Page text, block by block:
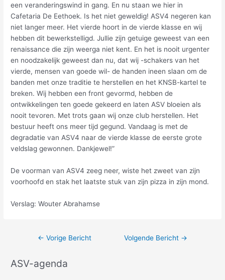
een veranderingswind in gang. En nu staan we hier in
Cafetaria De Eethoek. Is het niet geweldig! ASV4 negeren kan
niet langer meer. Het vierde hoort in de vierde klasse en wij
hebben dit bewerkstelligd. Jullie zijn getuige geweest van een
renaissance die zijn weerga niet kent. En het is nooit urgenter
en noodzakelijk geweest dan nu, dat wij -schakers van het
vierde, mensen van goede wil- de handen ineen slaan om de
banden met onze traditie te herstellen en het KNSB-kartel te
breken. Wij hebben een front gevormd, hebben de
ontwikkelingen ten goede gekeerd en laten ASV bloeien als
nooit tevoren. Met trots gaan wij onze club herstellen. Het
bestuur heeft ons meer tijd gegund. Vandaag is met de
degradatie van ASV4 naar de vierde klasse de eerste grote
veldslag gewonnen. Dankjewel!”
De voorman van ASV4 zeeg neer, wiste het zweet van zijn
voorhoofd en stak het laatste stuk van zijn pizza in zijn mond.
Verslag: Wouter Abrahamse
← Vorige Bericht Volgende Bericht →
ASV-agenda
A